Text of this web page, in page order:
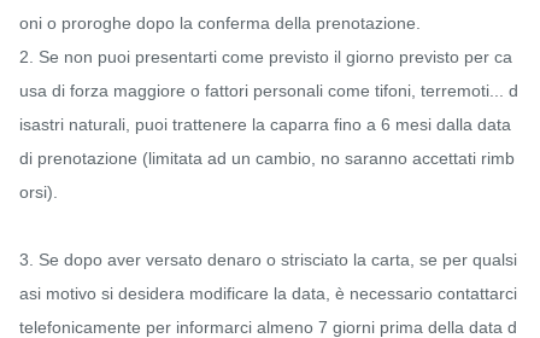
oni o proroghe dopo la conferma della prenotazione.
2. Se non puoi presentarti come previsto il giorno previsto per ca
usa di forza maggiore o fattori personali come tifoni, terremoti... d
isastri naturali, puoi trattenere la caparra fino a 6 mesi dalla data
di prenotazione (limitata ad un cambio, no saranno accettati rimb
orsi).
3. Se dopo aver versato denaro o strisciato la carta, se per qualsi
asi motivo si desidera modificare la data, è necessario contattarci
telefonicamente per informarci almeno 7 giorni prima della data d